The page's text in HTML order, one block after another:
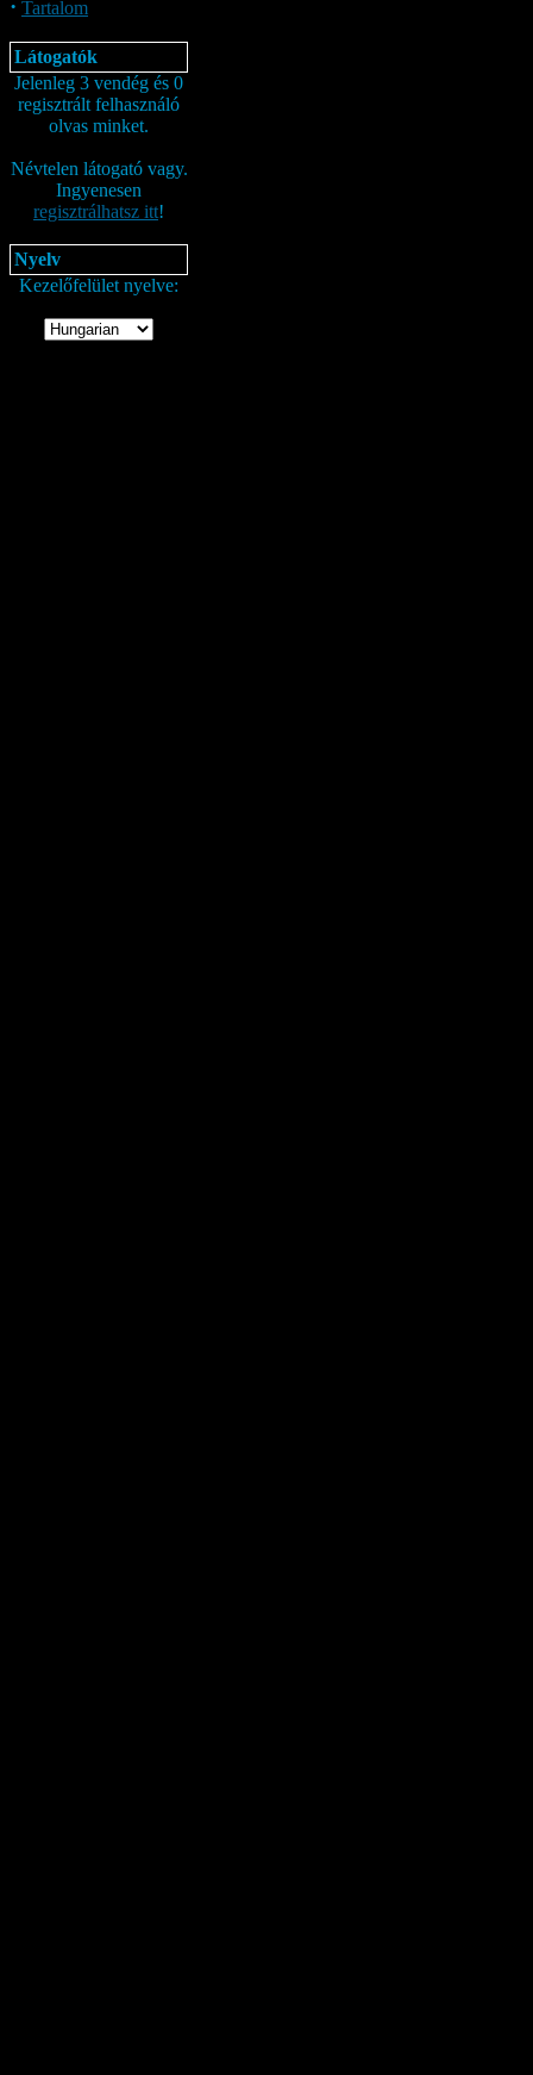
· Tartalom
Látogatók
Jelenleg 3 vendég és 0
regisztrált felhasználó
olvas minket.
Névtelen látogató vagy.
Ingyenesen
regisztrálhatsz itt!
Nyelv
Kezelőfelület nyelve: